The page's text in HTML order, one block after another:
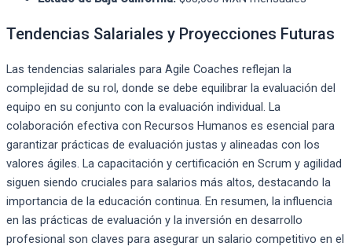
Tendencias Salariales y Proyecciones Futuras
Las tendencias salariales para Agile Coaches reflejan la
complejidad de su rol, donde se debe equilibrar la evaluación del
equipo en su conjunto con la evaluación individual. La
colaboración efectiva con Recursos Humanos es esencial para
garantizar prácticas de evaluación justas y alineadas con los
valores ágiles. La capacitación y certificación en Scrum y agilidad
siguen siendo cruciales para salarios más altos, destacando la
importancia de la educación continua. En resumen, la influencia
en las prácticas de evaluación y la inversión en desarrollo
profesional son claves para asegurar un salario competitivo en el